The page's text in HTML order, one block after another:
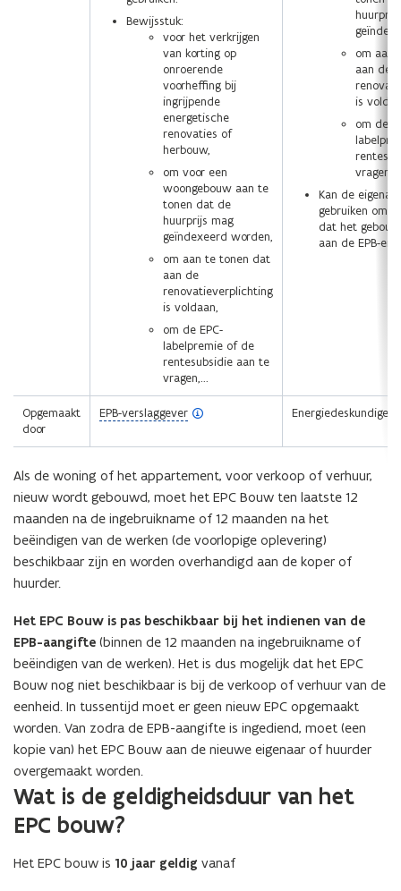
Bewijsstuk:
voor het verkrijgen
van korting op
onroerende
voorheffing bij
ingrijpende
energetische
renovaties of
herbouw,
om voor een
woongebouw aan te
tonen dat de
huurprijs mag
geïndexeerd worden,
om aan te tonen dat
aan de
renovatieverplichting
is voldaan,
om de EPC-
labelpremie of de
rentesubsidie aan te
vragen,...
om aan
aan de
is
om de
vragen,…
Kan de
gebruiken om
dat het
aan de EPB-
Opgemaakt
door
EPB-verslaggever
(
p
n
d
f
i
n
i
e
)
Energiedeskundige
Als de woning of het appartement, voor verkoop of verhuur,
nieuw wordt gebouwd, moet het EPC Bouw ten laatste 12
maanden na de ingebruikname of 12 maanden na het
beëindigen van de werken (de voorlopige oplevering)
beschikbaar zijn en worden overhandigd aan de koper of
huurder.
Het EPC Bouw is pas beschikbaar bij het indienen van de
EPB-aangifte (binnen de 12 maanden na ingebruikname of
beëindigen van de werken). Het is dus mogelijk dat het EPC
Bouw nog niet beschikbaar is bij de verkoop of verhuur van de
eenheid. In tussentijd moet er geen nieuw EPC opgemaakt
worden. Van zodra de EPB-aangifte is ingediend, moet (een
kopie van) het EPC Bouw aan de nieuwe eigenaar of huurder
overgemaakt worden.
Wat is de geldigheidsduur van het
EPC bouw?
Het EPC bouw is 10 jaar geldig vanaf